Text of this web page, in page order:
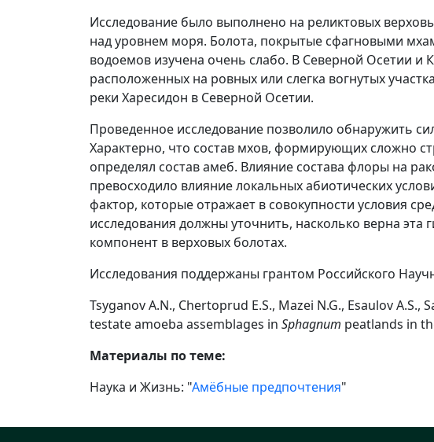
Исследование было выполнено на реликтовых
над уровнем моря. Болота, покрытые сфагновыми
водоемов изучена очень слабо. В Северной Осетии и
расположенных на ровных или слегка вогнутых
реки Харесидон в Северной Осетии.
Проведенное исследование позволило обнаружить
Характерно, что состав мхов, формирующих сложно
определял состав амеб. Влияние состава флоры на
превосходило влияние локальных абиотических
фактор, которые отражает в совокупности условия
исследования должны уточнить, насколько верна эта
компонент в верховых болотах.
Исследования поддержаны грантом Российского
Tsyganov A.N., Chertoprud E.S., Mazei N.G., Esaulov
testate amoeba assemblages in Sphagnum peatlands in
Материалы по теме:
Наука и Жизнь: "Амёбные предпочтения"